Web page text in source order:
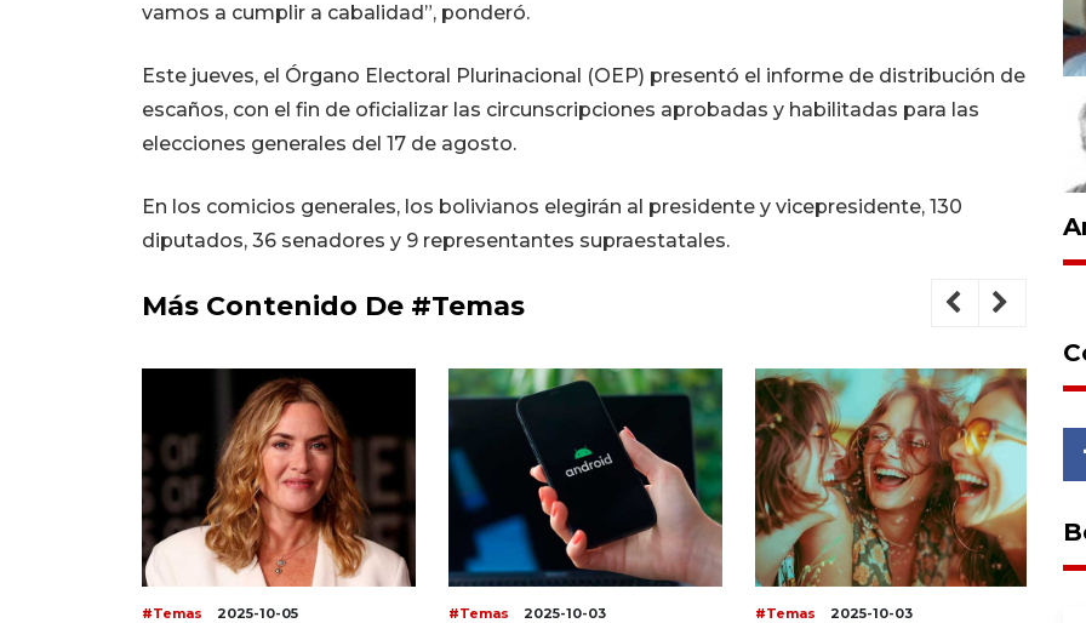
vamos a cumplir a cabalidad”, ponderó.
Este jueves, el Órgano Electoral Plurinacional (OEP) presentó el informe de distribución de
escaños, con el fin de oficializar las circunscripciones aprobadas y habilitadas para las
elecciones generales del 17 de agosto.
En los comicios generales, los bolivianos elegirán al presidente y vicepresidente, 130
diputados, 36 senadores y 9 representantes supraestatales.
Más Contenido De #Temas
#Temas 2025-10-05 #Temas 2025-10-03 #Temas 2025-10-03